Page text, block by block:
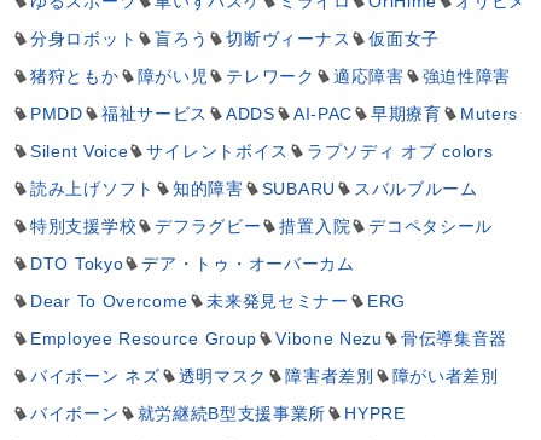
分身ロボット
盲ろう 切断ヴィーナス
仮面女子
猪狩ともか
障がい児 テレワーク 適応障害
強迫性障害
PMDD
福祉サービス ADDS AI-PAC 早期療育
Muters
Silent Voice
サイレントボイス
ラプソディ オブ colors
読み上げソフト
知的障害 SUBARU
スバルブルーム
特別支援学校
デフラグビー 措置入院
デコペタシール
DTO Tokyo
デア・トゥ・オーバーカム
Dear To Overcome
未来発見セミナー
ERG
Employee Resource Group
Vibone Nezu
骨伝導集音器
バイボーン ネズ
透明マスク 障害者差別
障がい者差別
バイボーン
就労継続B型支援事業所
HYPRE